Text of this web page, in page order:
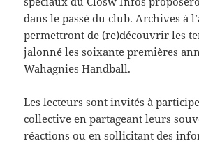
dans le passé du club. Archives à
permettront de (re)découvrir les
jalonné les soixante premières
Wahagnies Handball.
Les lecteurs sont invités à
collective en partageant leurs
réactions ou en sollicitant des